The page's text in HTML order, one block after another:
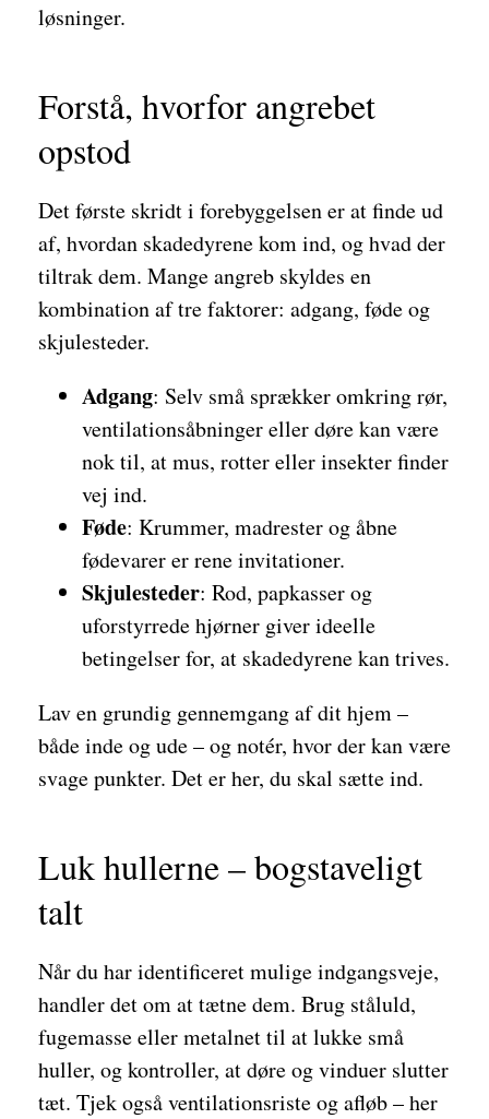
løsninger.
Forstå, hvorfor angrebet
opstod
Det første skridt i forebyggelsen er at finde ud
af, hvordan skadedyrene kom ind, og hvad der
tiltrak dem. Mange angreb skyldes en
kombination af tre faktorer: adgang, føde og
skjulesteder.
Adgang: Selv små sprækker omkring rør,
ventilationsåbninger eller døre kan være
nok til, at mus, rotter eller insekter finder
vej ind.
Føde: Krummer, madrester og åbne
fødevarer er rene invitationer.
Skjulesteder: Rod, papkasser og
uforstyrrede hjørner giver ideelle
betingelser for, at skadedyrene kan trives.
Lav en grundig gennemgang af dit hjem –
både inde og ude – og notér, hvor der kan være
svage punkter. Det er her, du skal sætte ind.
Luk hullerne – bogstaveligt
talt
Når du har identificeret mulige indgangsveje,
handler det om at tætne dem. Brug ståluld,
fugemasse eller metalnet til at lukke små
huller, og kontroller, at døre og vinduer slutter
tæt. Tjek også ventilationsriste og afløb – her